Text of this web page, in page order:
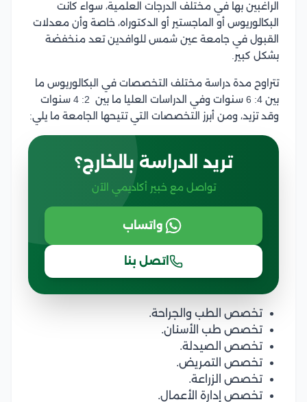
الراغبين بها في مختلف الدرجات العلمية، سواء كانت
البكالوريوس أو الماجستير أو الدكتوراه، خاصة وأن معدلات
القبول في جامعة عين شمس للوافدين تعد منخفضة
بشكل كبير.
تتراوح مدة دراسة مختلف التخصصات في البكالوريوس ما
بين 4: 6 سنوات وفي الدراسات العليا ما بين 2: 4 سنوات
وقد تزيد، ومن أبرز التخصصات التي تتيحها الجامعة ما يلي:
تريد الدراسة بالخارج؟
تواصل مع خبير أكاديمي الآن
واتساب
اتصل بنا
تخصص الطب والجراحة.
تخصص طب الأسنان.
تخصص الصيدلة.
تخصص التمريض.
تخصص الزراعة.
تخصص إدارة الأعمال.